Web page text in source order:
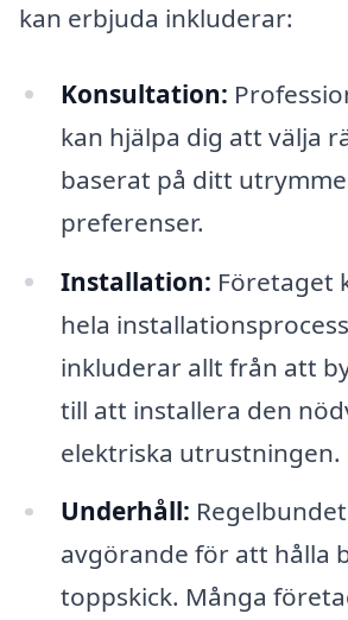
kan erbjuda inkluderar:
Konsultation:
kan hjälpa dig att välja
baserat på ditt
preferenser.
Installation: Företaget
hela
inkluderar allt från att
till att installera den
elektriska utrustningen.
Underhåll:
avgörande för att hålla
toppskick. Många